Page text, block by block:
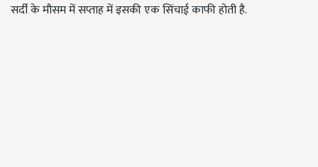
सर्दी के मौसम में सप्ताह में इसकी एक सिंचाई काफी होती है.